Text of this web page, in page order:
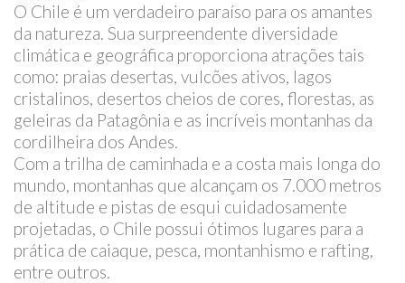
O Chile é um verdadeiro paraíso para os amantes
da natureza. Sua surpreendente diversidade
climática e geográfica proporciona atrações tais
como: praias desertas, vulcões ativos, lagos
cristalinos, desertos cheios de cores, florestas, as
geleiras da Patagônia e as incríveis montanhas da
cordilheira dos Andes.
Com a trilha de caminhada e a costa mais longa do
mundo, montanhas que alcançam os 7.000 metros
de altitude e pistas de esqui cuidadosamente
projetadas, o Chile possui ótimos lugares para a
prática de caiaque, pesca, montanhismo e rafting,
entre outros.